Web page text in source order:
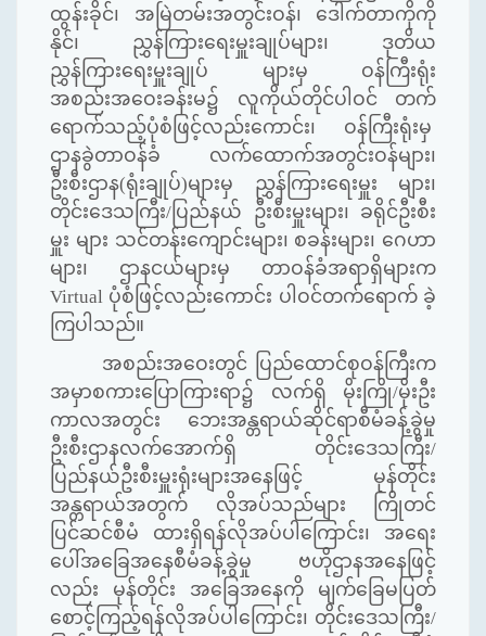
ထွန်းခိုင်၊ အမြဲတမ်းအတွင်းဝန်၊ ဒေါက်တာကိုကို
နိုင်၊ ညွှန်ကြားရေးမှူးချုပ်များ၊ ဒုတိယ
ညွှန်ကြားရေးမှူးချုပ် များမှ ဝန်ကြီးရုံး
အစည်းအဝေးခန်းမ၌ လူကိုယ်တိုင်ပါဝင် တက်
ရောက်သည့်ပုံစံဖြင့်လည်းကောင်း၊ ဝန်ကြီးရုံးမှ
ဌာနခွဲတာဝန်ခံ လက်ထောက်အတွင်းဝန်များ၊
ဦးစီးဌာန(ရုံးချုပ်)များမှ ညွှန်ကြားရေးမှူး များ၊
တိုင်းဒေသကြီး/ပြည်နယ် ဦးစီးမှူးများ၊ ခရိုင်ဦးစီး
မှူး များ သင်တန်းကျောင်းများ၊ စခန်းများ၊ ဂေဟာ
များ၊ ဌာနငယ်များမှ တာဝန်ခံအရာရှိများက
Virtual ပုံစံဖြင့်လည်းကောင်း ပါဝင်တက်ရောက် ခဲ့
ကြပါသည်။
အစည်းအဝေးတွင် ပြည်ထောင်စုဝန်ကြီးက
အမှာစကားပြောကြားရာ၌ လက်ရှိ မိုးကြို/မိုးဦး
ကာလအတွင်း ‌ဘေးအန္တရာယ်ဆိုင်ရာစီမံခန့်ခွဲမှု
ဦးစီးဌာနလက်အောက်ရှိ တိုင်းဒေသကြီး/
ပြည်နယ်ဦးစီးမှူးရုံးများအနေဖြင့် မုန်တိုင်း
အန္တရာယ်အတွက် လိုအပ်သည်များ ကြိုတင်
ပြင်ဆင်စီမံ ထားရှိရန်လိုအပ်ပါကြောင်း၊ အရေး
ပေါ်အခြေအနေစီမံခန့်ခွဲမှု ဗဟိုဌာနအနေဖြင့်
လည်း မုန်တိုင်း အခြေအနေကို မျက်ခြေမပြတ်
စောင့်ကြည့်ရန်လိုအပ်ပါကြောင်း၊ တိုင်းဒေသကြီး/